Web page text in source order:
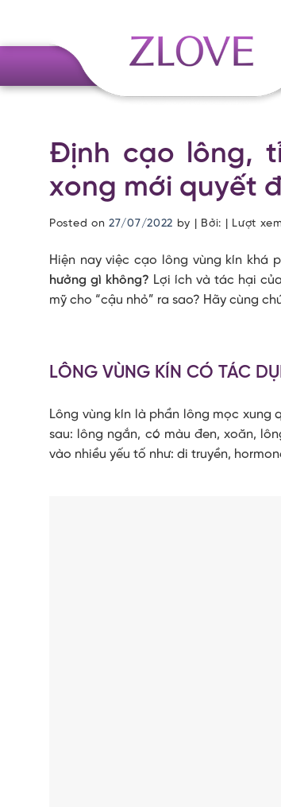
content
Định cạo lông,
xong mới quyết
Posted on 27/07/2022 by | Bởi: | Lượt
Hiện nay việc cạo lông vùng kín khá
hưởng gì không? Lợi ích và tác hại
mỹ cho “cậu nhỏ” ra sao? Hãy cùng
LÔNG VÙNG KÍN CÓ TÁC
Lông vùng kín là phần lông mọc xung
sau: lông ngắn, có màu đen, xoăn,
vào nhiều yếu tố như: di truyền,